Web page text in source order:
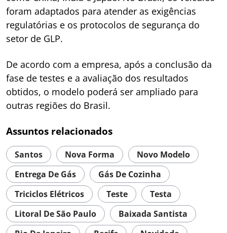
foram adaptados para atender as exigências
regulatórias e os protocolos de segurança do
setor de GLP.
De acordo com a empresa, após a conclusão da
fase de testes e a avaliação dos resultados
obtidos, o modelo poderá ser ampliado para
outras regiões do Brasil.
Assuntos relacionados
Santos Nova Forma
Novo Modelo
Entrega De Gás
Gás De Cozinha
Triciclos Elétricos
Teste
Testa
Litoral De São Paulo
Baixada Santista